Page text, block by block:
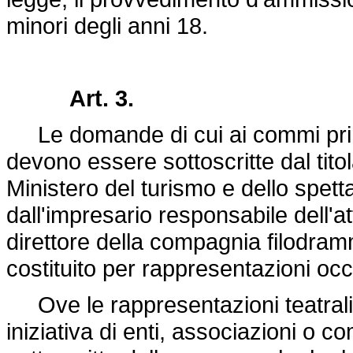
minori degli anni 18.
Art. 3.
Le domande di cui ai commi
devono essere sottoscritte dal
Ministero del turismo e dello
dall'impresario responsabile
direttore della compagnia
costituito per rappresentazioni
Ove le rappresentazioni
iniziativa di enti, associazioni o